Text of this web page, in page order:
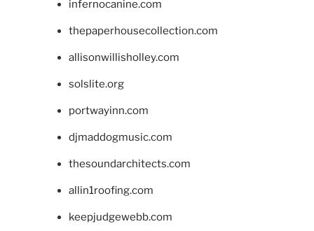
infernocanine.com
thepaperhousecollection.com
allisonwillisholley.com
solslite.org
portwayinn.com
djmaddogmusic.com
thesoundarchitects.com
allin1roofing.com
keepjudgewebb.com